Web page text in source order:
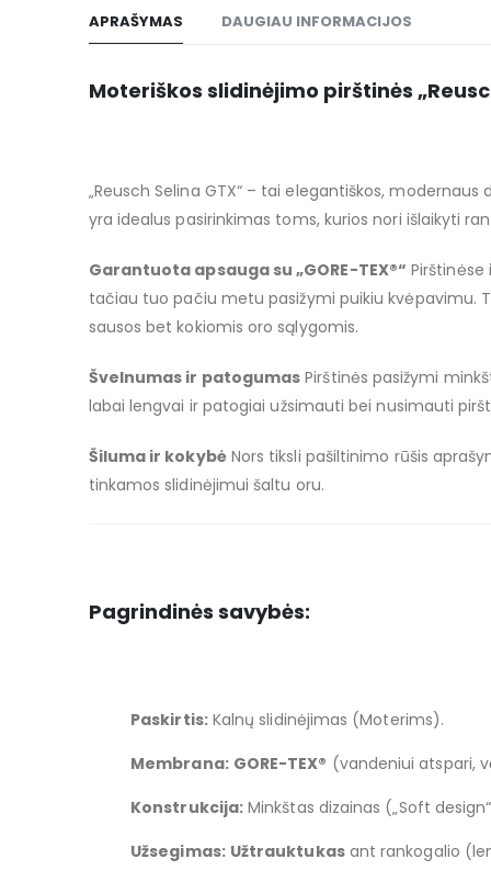
the
of
APRAŠYMAS
Moteriškos slidinėjimo pirštinės
„Reusch Selina GTX“ – tai elegantiškos,
yra idealus pasirinkimas toms, kurios nori išlaikyti
Garantuota apsauga su „GORE-TEX®“
tačiau tuo pačiu metu pasižymi puikiu kvėpavimu.
sausos bet kokiomis oro sąlygomis.
Švelnumas ir patogumas Pirštinės pasižymi
labai lengvai ir patogiai užsimauti bei nusimauti
Šiluma ir kokybėNors tiksli pašiltinimo rūšis
tinkamos slidinėjimui šaltu oru.
Pagrindinės savybės:
Paskirtis:Kalnų slidinėjimas (Moterims).
Membrana: GORE-TEX® (vandeniui atspari,
Konstrukcija: Minkštas dizainas („Soft
Užsegimas: Užtrauktukasant rankogalio
DAUGIAU INFORMACIJOS